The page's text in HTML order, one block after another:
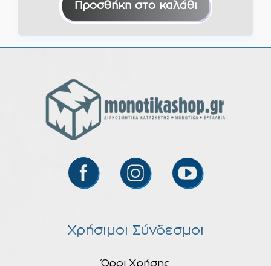
Προσθήκη στο καλάθι
Χρήσιμοι Σύνδεσμοι
Όροι Χρήσης